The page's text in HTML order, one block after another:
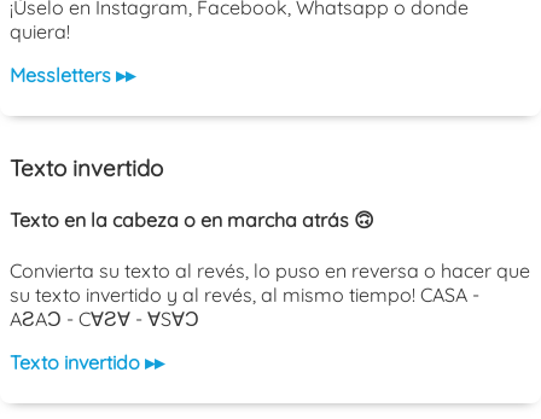
¡Úselo en Instagram, Facebook, Whatsapp o donde
quiera!
Messletters ▸▸
Texto invertido
Texto en la cabeza o en marcha atrás 🙃
Convierta su texto al revés, lo puso en reversa o hacer que
su texto invertido y al revés, al mismo tiempo! CASA -
AƧAƆ - C∀Ƨ∀ - ∀S∀Ɔ
Texto invertido ▸▸